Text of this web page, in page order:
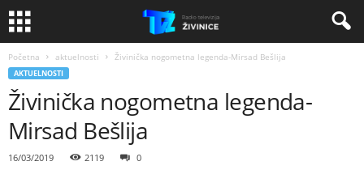
Početna aktuelnosti Živinička nogometna legenda-Mirsad Bešlija
AKTUELNOSTI
Živinička nogometna legenda-
Mirsad Bešlija
16/03/2019 2119 0